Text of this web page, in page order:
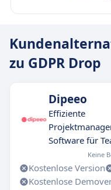
zu GDPR Drop
Dipeeo
Effiziente
Software für
Keine
Kostenlose Version
Kostenlose